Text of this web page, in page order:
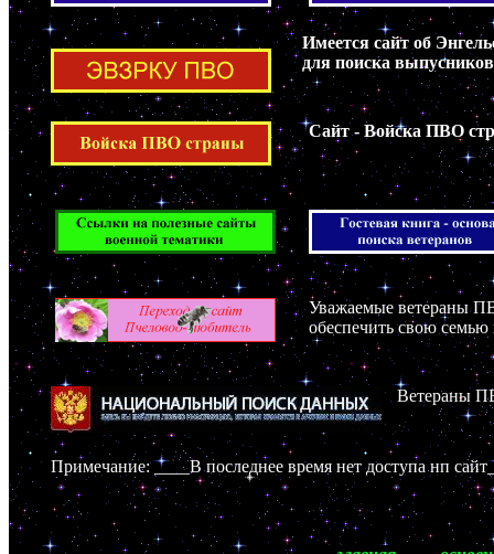
Имеется сайт об
для поиска
Сайт - Войска ПВО
Уважаемые ветераны
обеспечить свою семью
Ветераны
Примечание: ____В последнее время нет доступа нп